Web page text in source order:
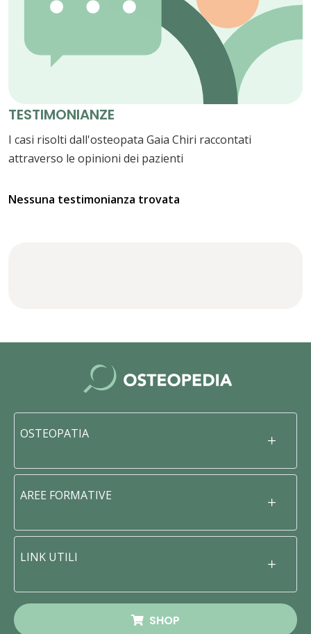
TESTIMONIANZE
I casi risolti dall'osteopata Gaia Chiri raccontati
attraverso le opinioni dei pazienti
Nessuna testimonianza trovata
OSTEOPATIA
AREE FORMATIVE
LINK UTILI
SHOP